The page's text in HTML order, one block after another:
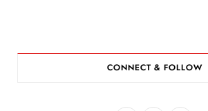
CONNECT & FOLLOW